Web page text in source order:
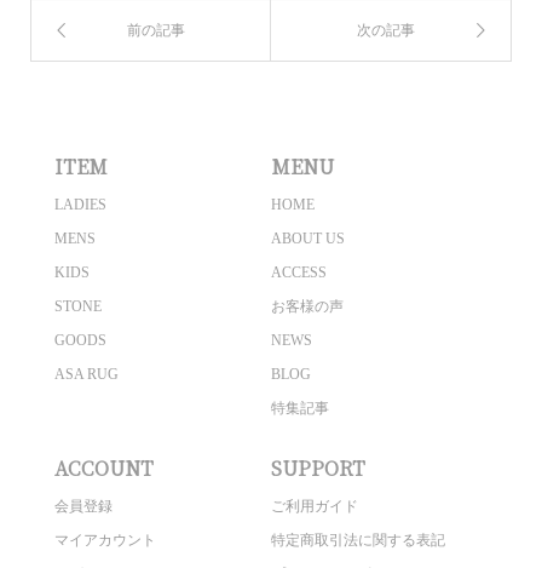
ITEM
LADIES
MENS
KIDS
STONE
GOODS
ASA RUG
MENU
HOME
ABOUT US
ACCESS
お客様の声
NEWS
BLOG
特集記事
ACCOUNT
会員登録
マイアカウント
SUPPORT
ご利用ガイド
特定商取引法に関する表記